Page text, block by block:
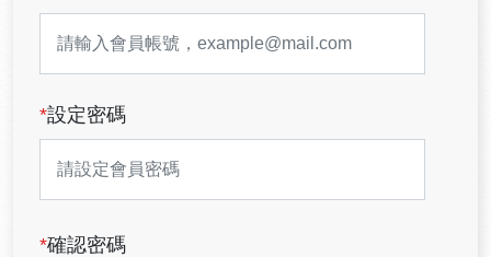
*設定密碼
*確認密碼